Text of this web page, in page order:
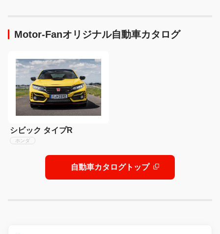
Motor-Fanオリジナル自動車カタログ
シビック タイプR
ホンダ
自動車カタログトップ